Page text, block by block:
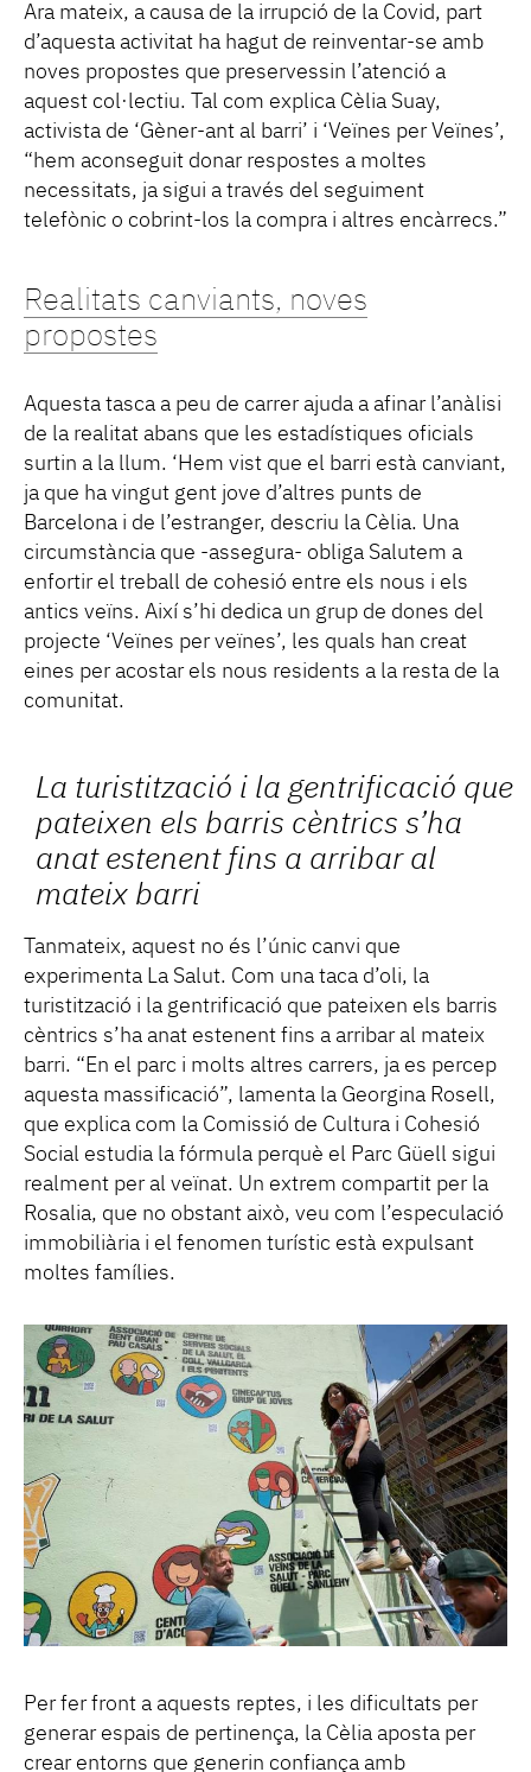
Ara mateix, a causa de la irrupció de la Covid, part
d’aquesta activitat ha hagut de reinventar-se amb
noves propostes que preservessin l’atenció a
aquest col·lectiu. Tal com explica Cèlia Suay,
activista de ‘Gèner-ant al barri’ i ‘Veïnes per Veïnes’,
“hem aconseguit donar respostes a moltes
necessitats, ja sigui a través del seguiment
telefònic o cobrint-los la compra i altres encàrrecs.”
Realitats canviants, noves
propostes
Aquesta tasca a peu de carrer ajuda a afinar l’anàlisi
de la realitat abans que les estadístiques oficials
surtin a la llum. ‘Hem vist que el barri està canviant,
ja que ha vingut gent jove d’altres punts de
Barcelona i de l’estranger, descriu la Cèlia. Una
circumstància que -assegura- obliga Salutem a
enfortir el treball de cohesió entre els nous i els
antics veïns. Així s’hi dedica un grup de dones del
projecte ‘Veïnes per veïnes’, les quals han creat
eines per acostar els nous residents a la resta de la
comunitat.
La turistització i la gentrificació que
pateixen els barris cèntrics s’ha
anat estenent fins a arribar al
mateix barri
Tanmateix, aquest no és l’únic canvi que
experimenta La Salut. Com una taca d’oli, la
turistització i la gentrificació que pateixen els barris
cèntrics s’ha anat estenent fins a arribar al mateix
barri. “En el parc i molts altres carrers, ja es percep
aquesta massificació”, lamenta la Georgina Rosell,
que explica com la Comissió de Cultura i Cohesió
Social estudia la fórmula perquè el Parc Güell sigui
realment per al veïnat. Un extrem compartit per la
Rosalia, que no obstant això, veu com l’especulació
immobiliària i el fenomen turístic està expulsant
moltes famílies.
Per fer front a aquests reptes, i les dificultats per
generar espais de pertinença, la Cèlia aposta per
crear entorns que generin confiança amb